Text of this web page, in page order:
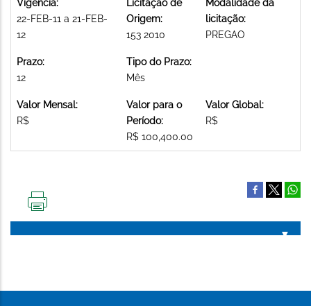
Vigência:
22-FEB-11 a 21-FEB-
12
Licitação de
Origem:
153 2010
Modalidade da
licitação:
PREGAO
Prazo:
12
Tipo do Prazo:
Mês
Valor Mensal:
R$
Valor para o
Período:
R$ 100,400.00
Valor Global:
R$
PÁGINA